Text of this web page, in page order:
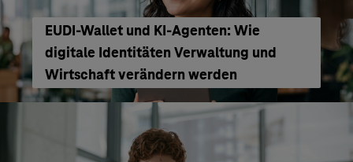
EUDI-Wallet und KI-Agenten: Wie
digitale Identitäten Verwaltung und
Wirtschaft verändern werden